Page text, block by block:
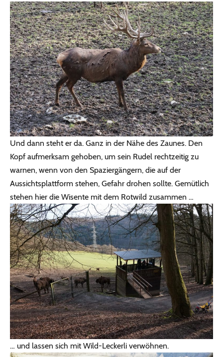
Und dann steht er da. Ganz in der Nähe des Zaunes. Den
Kopf aufmerksam gehoben, um sein Rudel rechtzeitig zu
warnen, wenn von den Spaziergängern, die auf der
Aussichtsplattform stehen, Gefahr drohen sollte. Gemütlich
stehen hier die Wisente mit dem Rotwild zusammen …
… und lassen sich mit Wild-Leckerli verwöhnen.